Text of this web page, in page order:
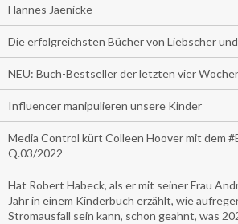
Hannes Jaenicke
Die erfolgreichsten Bücher von Liebscher
NEU: Buch-Bestseller der letzten vier
Influencer manipulieren unsere Kinder
Media Control kürt Colleen Hoover mit dem
Q.03/2022
Hat Robert Habeck, als er mit seiner Frau
Jahr in einem Kinderbuch erzählt, wie
Stromausfall sein kann, schon geahnt, was